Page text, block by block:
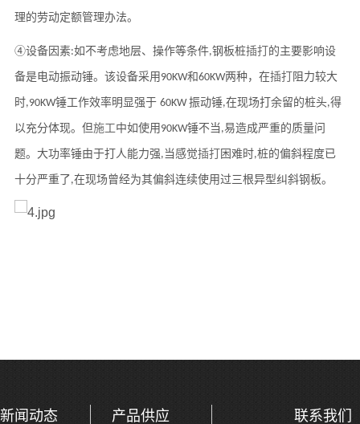
理的劳动定额管理办法。
④设备因素:如不考虑地层、操作等条件,钢板桩插打 的主要影响设
备是电动振动锤。该设备采用 90KW和60KW两种，在插打 阻力较大
时,90KW锤工作效率明显强于 60KW振动锤,在现场打余留的桩头,得
以充分体现。但施工中如使用 90KW锤不当,易造成严重的质量问
题。大功率锤由于打人能力强, 当感觉插打 困难时,桩的偏斜程度已
十分严重了 ,在现场曾经为其偏斜连续使用过三根异型纠斜钢板。
新闻动态 产品供应 联系我们